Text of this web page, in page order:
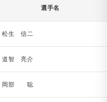
選手名
松生 信二
道智 亮介
岡部 聡